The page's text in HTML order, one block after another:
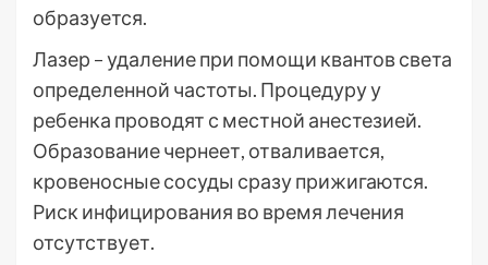
образуется.
Лазер – удаление при помощи квантов света
определенной частоты. Процедуру у
ребенка проводят с местной анестезией.
Образование чернеет, отваливается,
кровеносные сосуды сразу прижигаются.
Риск инфицирования во время лечения
отсутствует.